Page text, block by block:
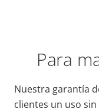
Para
Nuestra garantía
clientes un uso